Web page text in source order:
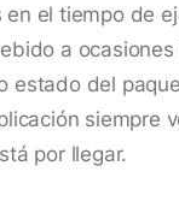
en el tiempo de
a
estado del
siempre
por llegar.